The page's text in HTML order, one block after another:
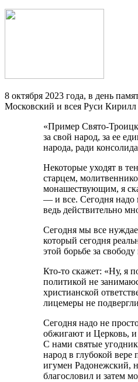
8 октября 2023 года, в день
Московский и всея Руси
«Пример Свято-
за свой народ, за ее
народа, ради
Некоторые уходят в
старцем,
монашествующим, я
— и все. Сегодня надо
ведь действительно
Сегодня мы все
который сегодня
этой борьбе за
Кто-то скажет: «Ну, я
политикой не
христианской
лицемеры не
Сегодня надо не
обжигают и Церковь,
С нами святые
народ в глубокой
игумен Радонежский,
благословил и затем